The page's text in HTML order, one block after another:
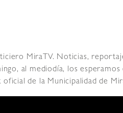
MiraTV. Noticias,
al mediodía, los esperamos
oficial de la Municipalidad de